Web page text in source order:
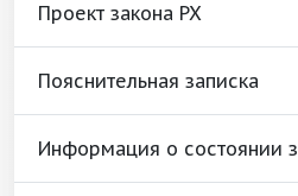
Проект закона РХ
Пояснительная записка
Информация о состоянии